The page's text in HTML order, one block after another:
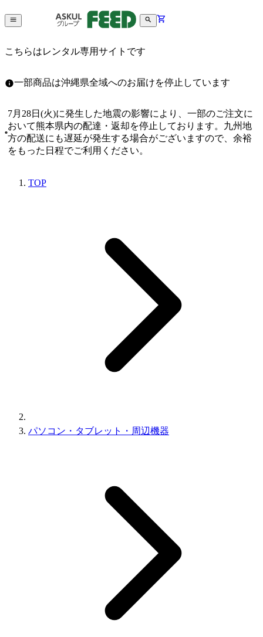
こちらはレンタル専用サイトです
一部商品は沖縄県全域へのお届けを停止しています
7月28日(火)に発生した地震の影響により、一部のご注文に
おいて熊本県内の配達・返却を停止しております。九州地
方の配送にも遅延が発生する場合がございますので、余裕
をもった日程でご利用ください。
TOP
パソコン・タブレット・周辺機器